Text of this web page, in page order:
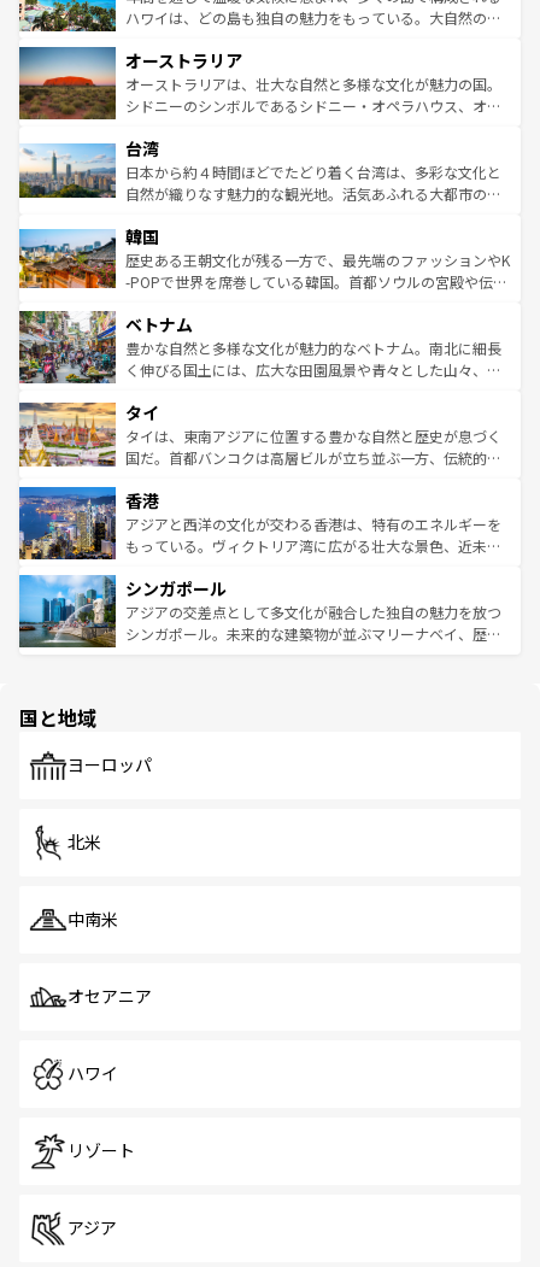
西部には大自然が広がり、グランドキャニオンやイエロー
部のニューオーリンズでは、音楽と美食が融合した独特の
文化が魅力。旅行者はアメリカの各地域で異なる魅力を楽
しみながら、その多様性と豊かな歴史を感じることができ
ならではの贅沢な旅のスタイルだ。 なお、新着のアメリカ
情報はコンテンツ一覧を参照してほしい。
ハワイは、どの島も独自の魅力をもっている。大自然の神
ワイ島は見逃せない。また、定番の観光地といえばオアフ
島だが、静かな自然を求めるならマウイ島やカウアイ島が
おすすめ。エメラルドグリーンに輝く海をはじめ、豊かな
れるおもてなしの心で訪れる人々を迎えてくれるハワイの
人々、おいしいローカルフードやハワイアンミュージッ
ク、伝統的なフラダンスなど、すべてがハワイの魅力を彩
ワイを、存分に味わってほしい。 なお、新着のハワイ情報
はコンテンツ一覧を参照してほしい。
オーストラリア
オーストラリアは、壮大な自然と多様な文化が魅力の国。
シドニーのシンボルであるシドニー・オペラハウス、オー
リアリーフや大陸中央部にそびえるウルル（エアーズロッ
ク）、タスマニアの美しい原生林やケアンズの熱帯雨林な
ど、見どころがたくさん。また、カフェやワイン、オージ
いる。アクティビティも充実しており、サーフィンやダイ
ビング、ハイキングなど、アウトドア好きにはたまらな
い。オーストラリアの多彩な魅力を存分に味わいつくそ
参照してほしい。
台湾
日本から約４時間ほどでたどり着く台湾は、多彩な文化と
自然が織りなす魅力的な観光地。活気あふれる大都市の台
ン）、静ひつな山岳地帯である台湾東部など、都市の喧騒
と山間の静けさが共存しており、訪れる人に新しい発見と
驚きをもたらしてくれる。また、奥深い台湾の食文化も魅
容にもいいと評判のスイーツなど、バラエティ豊かな料理
が味わえる。 なお、新着の台湾情報は コンテンツ一覧を参
照してほしい。
韓国
歴史ある王朝文化が残る一方で、最先端のファッションやK
-POPで世界を席巻している韓国。首都ソウルの宮殿や伝統
き、地方に足を延ばせば四季折々の自然美を楽しむことが
できる。そして、キムチや焼肉、絶品のストリートフード
まで、さまざまな韓国料理が待っている。夜には、韓国な
リティに包まれながら、韓国の多彩な魅力を心ゆくまで味
わってみてほしい。 なお、新着の韓国情報はコンテンツ一
覧を参照してほしい。
ベトナム
豊かな自然と多様な文化が魅力的なベトナム。南北に細長
く伸びる国土には、広大な田園風景や青々とした山々、世
急速な発展と共に伝統が息づく。ハノイの古い町並みやホ
ーチミン市のフランス統治時代の建物も、独特の雰囲気を
醸し出している。また、バラエティの豊かさとおいしさで
とつ。フォーやバインミー、ベトナムコーヒーなどは、ぜ
ひ現地で味わいたい。どの地域を訪れてもあたたかい人々
が旅行者を迎えてくれるので、きっと忘れられない旅にな
参照してほしい。
タイ
タイは、東南アジアに位置する豊かな自然と歴史が息づく
国だ。首都バンコクは高層ビルが立ち並ぶ一方、伝統的な
の活気が交差している。北部ではチェンマイなどの山岳地
帯で自然と触れ合い、南部ではプーケットやクラビの美し
いビーチでリゾート気分を楽しむことができる。タイ料理
激する。気候は一年中温暖で、どの季節にも異なる楽しみ
が待っている。親しみやすいタイの人々、仏教を中心とし
た文化、そして多様な観光資源が、訪れる旅人を魅了し続
香港
アジアと西洋の文化が交わる香港は、特有のエネルギーを
もっている。ヴィクトリア湾に広がる壮大な景色、近未来
み、どこを訪れても感動するはず。観光スポットが密集し
ており、効率よく見どころを回れるのも魅力。息をのむよ
うな絶景から文化的な体験まで、香港を存分に楽しみ尽く
シンガポール
アジアの交差点として多文化が融合した独自の魅力を放つ
シンガポール。未来的な建築物が並ぶマリーナベイ、歴史
で、ホーカーズは地元の風情を楽しめる外せないスポット
国と地域
ヨーロッパ
北米
中南米
オセアニア
ハワイ
リゾート
アジア